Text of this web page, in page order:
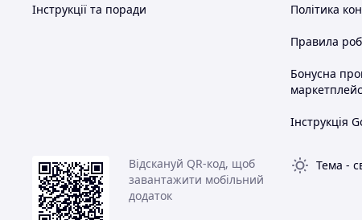
Інструкції та поради Політика
Правила
Бонусна
Інструкція
Відскануй QR-код, щоб
завантажити мобільний
додаток
Тема -